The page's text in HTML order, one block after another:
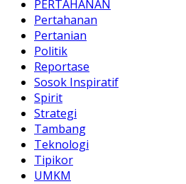
PERTAHANAN
Pertahanan
Pertanian
Politik
Reportase
Sosok Inspiratif
Spirit
Strategi
Tambang
Teknologi
Tipikor
UMKM